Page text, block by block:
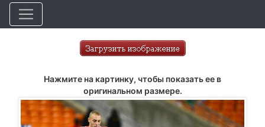
Нажмите на картинку, чтобы показать ее в
оригинальном размере.